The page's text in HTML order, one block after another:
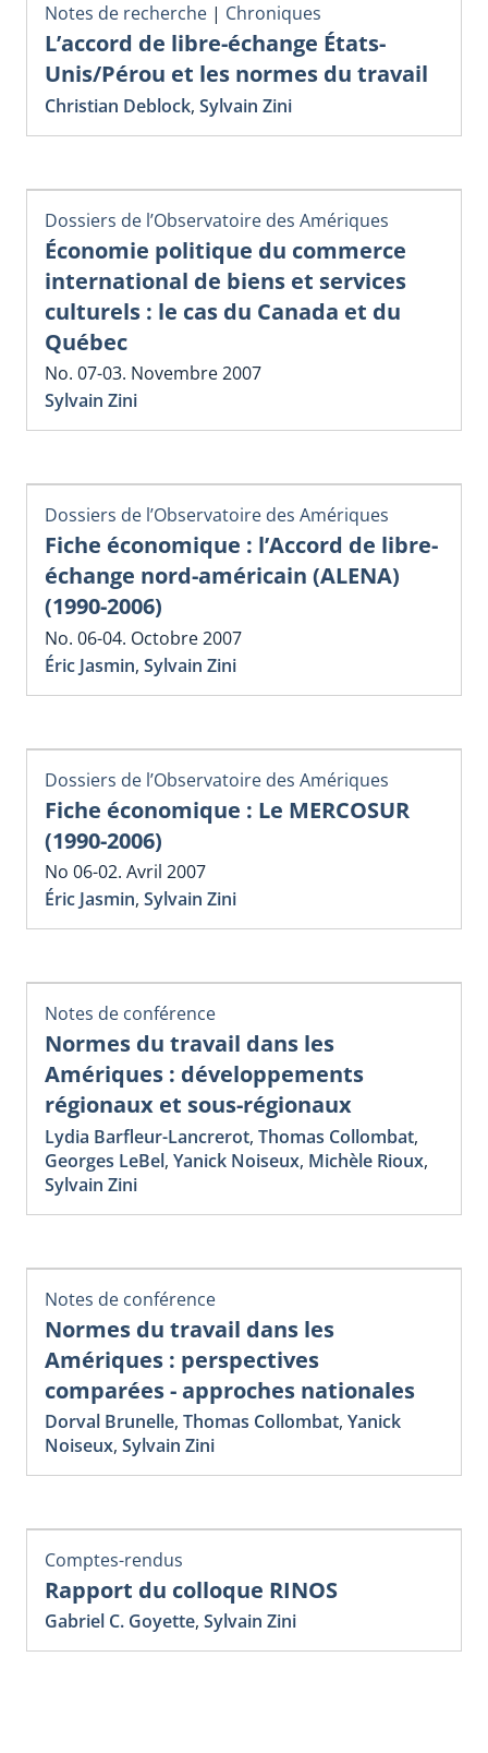
Notes de recherche | Chroniques
L’accord de libre-échange États-
Unis/Pérou et les normes du travail
Christian Deblock, Sylvain Zini
Dossiers de l’Observatoire des Amériques
Économie politique du commerce
international de biens et services
culturels : le cas du Canada et du
Québec
No. 07-03. Novembre 2007
Sylvain Zini
Dossiers de l’Observatoire des Amériques
Fiche économique : l’Accord de libre-
échange nord-américain (ALENA)
(1990-2006)
No. 06-04. Octobre 2007
Éric Jasmin, Sylvain Zini
Dossiers de l’Observatoire des Amériques
Fiche économique : Le MERCOSUR
(1990-2006)
No 06-02. Avril 2007
Éric Jasmin, Sylvain Zini
Notes de conférence
Normes du travail dans les
Amériques : développements
régionaux et sous-régionaux
Lydia Barfleur-Lancrerot, Thomas Collombat,
Georges LeBel, Yanick Noiseux, Michèle Rioux,
Sylvain Zini
Notes de conférence
Normes du travail dans les
Amériques : perspectives
comparées - approches nationales
Dorval Brunelle, Thomas Collombat, Yanick
Noiseux, Sylvain Zini
Comptes-rendus
Rapport du colloque RINOS
Gabriel C. Goyette, Sylvain Zini